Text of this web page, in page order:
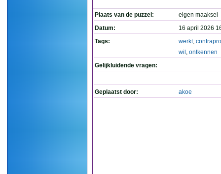
Plaats van de puzzel:
eigen maaksel
Datum:
16 april 2026
Tags:
werkt,
wil , ontkennen
Gelijkluidende vragen:
Geplaatst door: akoe